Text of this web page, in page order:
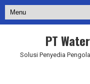
PT
Solusi Penyedia